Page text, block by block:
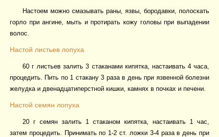
Настоем можно смазывать раны, язвы, бородавки, полоскать
горло при ангине, мыть и протирать кожу головы при выпадении
волос.
Настой листьев лопуха
60 г листьев залить 3 стаканами кипятка, настаивать 4 часа,
процедить. Пить по 1 стакану 3 раза в день при язвенной болезни
желудка и двенадцатиперстной кишки, камнях в почках и печени.
Настой семян лопуха
20 г семян залить 1 стаканом кипятка, настаивать 1 час,
затем процедить. Принимать по 1-2 ст. ложки 3-4 раза в день при